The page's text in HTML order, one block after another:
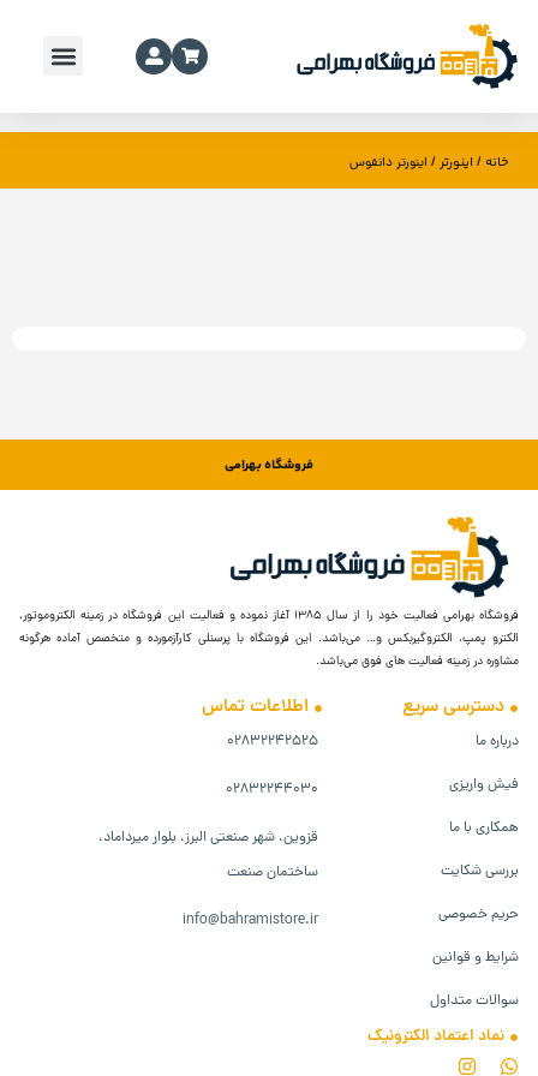
خانه / اینورتر / اینورتر دانفوس
فروشگاه بهرامی
فروشگاه بهرامی فعالیت خود را از سال ۱۳۸۵ آغاز نموده و فعالیت این فروشگاه در زمینه الکتروموتور،
الکترو پمپ، الکتروگیربکس و… می‌باشد. این فروشگاه با پرسنلی کارآزمورده و متخصص آماده هرگونه
مشاوره در زمینه فعالیت های فوق می‌باشد.
دسترسی سریع
درباره ما
فیش واریزی
همکاری با ما
بررسی شکایت
حریم خصوصی
شرایط و قوانین
سوالات متداول
اطلاعات تماس
۰۲۸۳۲۲۴۲۵۲۵
۰۲۸۳۲۲۴۴۰۳۰
قزوین، شهر صنعتی البرز، بلوار میرداماد،
ساختمان صنعت
info@bahramistore.ir
نماد اعتماد الکترونیک